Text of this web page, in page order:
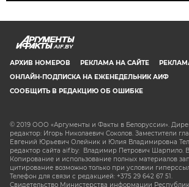
AIF.BY
АРХИВ НОМЕРОВ РЕКЛАМА НА САЙТЕ
ОНЛАЙН-ПОДПИСКА НА ЕЖЕНЕДЕЛЬНИК АИФ
СООБЩИТЬ В РЕДАКЦИЮ ОБ ОШИБКЕ
© 2019 ООО «Аргументы и Факты в Белоруссии».
редактор: Игорь Николаевич Соколов. Заместители
Евгений Юрьевич Олейник и Юлия Владимировна
редактор сайта aif.by: Владимир Петрович Шарпило.
Копирование и использование полных материалов
цитирование возможно только при условии
Телефон для связи с редакцией: +375 29 642 67 51.
Свидетельство Министерства информации